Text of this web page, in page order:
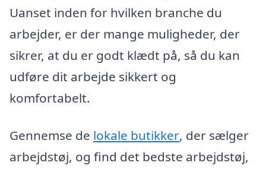
Uanset inden for hvilken branche du
arbejder, er der mange muligheder, der
sikrer, at du er godt klædt på, så du kan
udføre dit arbejde sikkert og
komfortabelt.
Gennemse de lokale butikker, der sælger
arbejdstøj, og find det bedste arbejdstøj,